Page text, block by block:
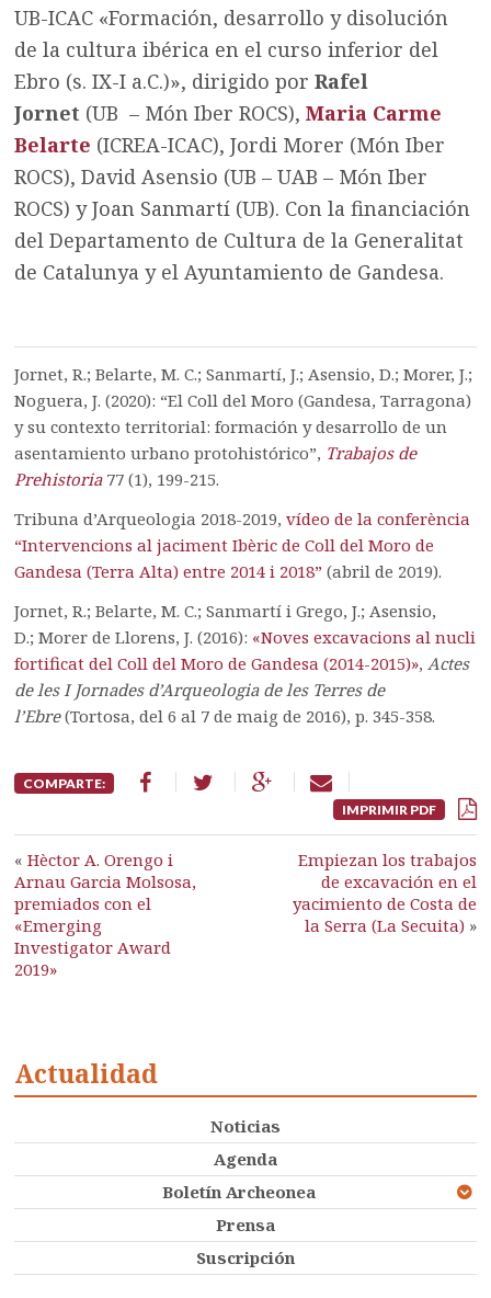
UB-ICAC «Formación, desarrollo y disolución
de la cultura ibérica en el curso inferior del
Ebro (s. IX-I a.C.)», dirigido porRafel
Jornet (UB – Món Iber ROCS),Maria Carme
Belarte (ICREA-ICAC), Jordi Morer (Món Iber
ROCS), David Asensio (UB – UAB – Món Iber
ROCS) y Joan Sanmartí (UB). Con la financiación
del Departamento de Cultura de la Generalitat
de Catalunya y el Ayuntamiento de Gandesa.
Jornet, R.; Belarte, M. C.; Sanmartí, J.; Asensio, D.; Morer, J.;
Noguera, J. (2020): “El Coll del Moro (Gandesa, Tarragona)
y su contexto territorial: formación y desarrollo de un
asentamiento urbano protohistórico”, Trabajos de
Prehistoria77 (1), 199-215.
Tribuna d’Arqueologia 2018-2019,vídeo de la conferència
“Intervencions al jaciment Ibèric de Coll del Moro de
Gandesa (Terra Alta) entre 2014 i 2018” (abril de 2019).
Jornet, R.; Belarte, M. C.; Sanmartí i Grego, J.; Asensio,
D.; Morer de Llorens, J. (2016): «Noves excavacions al nucli
fortificat del Coll del Moro de Gandesa (2014-2015)», Actes
de les I Jornades d’Arqueologia de les Terres de
l’Ebre(Tortosa, del 6 al 7 de maig de 2016), p. 345-358.
COMPARTE:
IMPRIMIR PDF
«Hèctor A. Orengo i
Arnau Garcia Molsosa,
premiados con el
«Emerging
Investigator Award
2019»
Empiezan los trabajos
de excavación en el
yacimiento de Costa de
la Serra (La Secuita)»
Actualidad
Noticias
Agenda
Boletín Archeonea
Prensa
Suscripción